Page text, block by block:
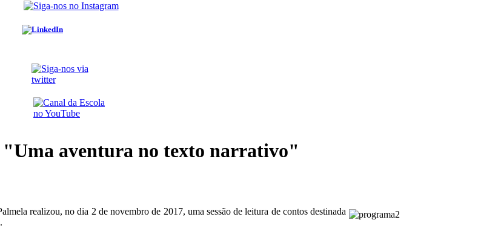
aventura no texto narrativo"
realizou, no dia 2 de novembro de 2017, uma sessão de leitura de contos destinada